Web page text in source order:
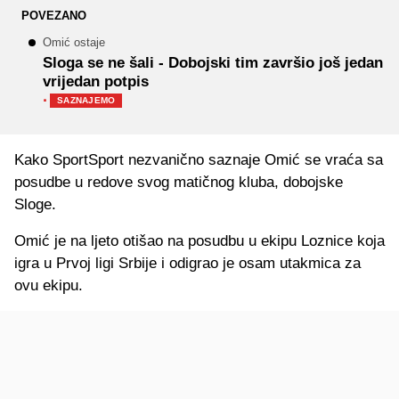
POVEZANO
Omić ostaje
Sloga se ne šali - Dobojski tim završio još jedan
vrijedan potpis
· SAZNAJEMO
Kako SportSport nezvanično saznaje Omić se vraća sa
posudbe u redove svog matičnog kluba, dobojske
Sloge.
Omić je na ljeto otišao na posudbu u ekipu Loznice koja
igra u Prvoj ligi Srbije i odigrao je osam utakmica za
ovu ekipu.